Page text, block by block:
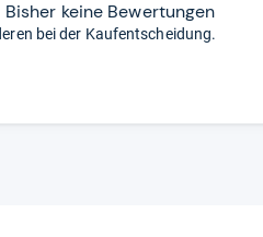
Bisher keine Bewertungen
bei der Kaufentscheidung.